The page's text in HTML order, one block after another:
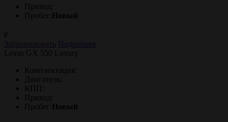
Привод:
Пробег:
Новый
₽
Подробнее
Lexus GX 550 Luxury
Комплектация:
Двигатель:
КПП:
Привод:
Пробег:
Новый